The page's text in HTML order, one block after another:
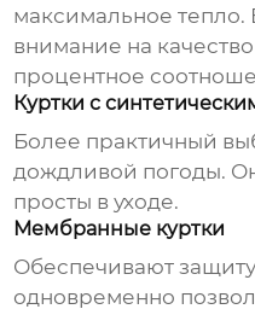
максимальное
внимание на
процентное
Куртки с
Более практичный
дождливой погоды.
просты в уходе.
Мембранные куртки
Обеспечивают защиту
одновременно